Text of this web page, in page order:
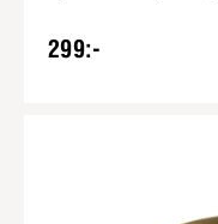
299:-